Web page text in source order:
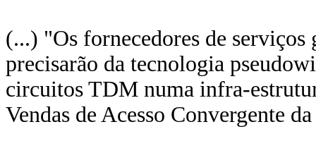
(...) "Os fornecedores de
precisarão da tecnologia
circuitos TDM numa infra-
Vendas de Acesso Convergente